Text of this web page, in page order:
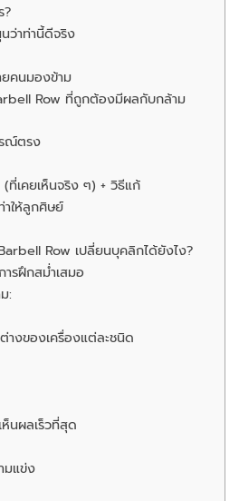
?
ว่าท่านี้ดีจริง
คนมองข้าม
Row ที่ถูกต้องมีผลกับกล้าม
ณ์ตรง
เคยเห็นจริง ๆ) + วิธีแก้
าให้ลูกศิษย์
Row เปลี่ยนบุคลิกได้ยังไง?
รฝึกสม่ำเสมอ
:
างของเครื่องแต่ละชนิด
นผลเร็วที่สุด
มแข่ง